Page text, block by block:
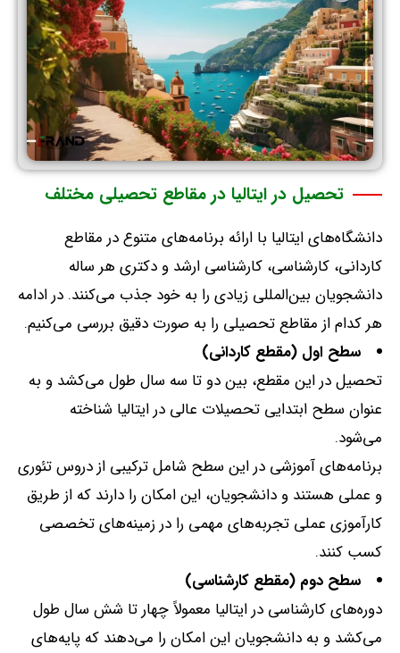
تحصیل در ایتالیا در مقاطع تحصیلی مختلف
دانشگاه‌های ایتالیا با ارائه برنامه‌های متنوع در مقاطع
کاردانی، کارشناسی، کارشناسی ارشد و دکتری هر ساله
دانشجویان بین‌المللی زیادی را به خود جذب می‌کنند. در ادامه
هر کدام از مقاطع تحصیلی را به صورت دقیق بررسی می‌کنیم.
سطح اول (مقطع کاردانی)
تحصیل در این مقطع، بین دو تا سه سال طول می‌کشد و به
عنوان سطح ابتدایی تحصیلات عالی در ایتالیا شناخته
می‌شود.
برنامه‌های آموزشی در این سطح شامل ترکیبی از دروس تئوری
و عملی هستند و دانشجویان، این امکان را دارند که از طریق
کارآموزی عملی تجربه‌های مهمی را در زمینه‌های تخصصی
کسب کنند.
سطح دوم (مقطع کارشناسی)
دوره‌های کارشناسی در ایتالیا معمولاً چهار تا شش سال طول
می‌کشد و به دانشجویان این امکان را می‌دهند که پایه‌های